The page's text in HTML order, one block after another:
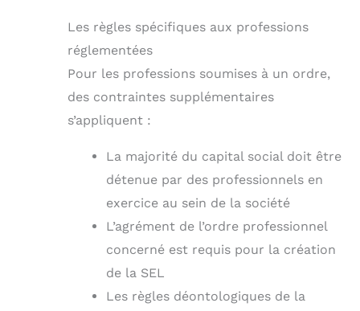
Les règles spécifiques aux professions
réglementées
Pour les professions soumises à un ordre,
des contraintes supplémentaires
s’appliquent :
La majorité du capital social doit être
détenue par des professionnels en
exercice au sein de la société
L’agrément de l’ordre professionnel
concerné est requis pour la création
de la SEL
Les règles déontologiques de la